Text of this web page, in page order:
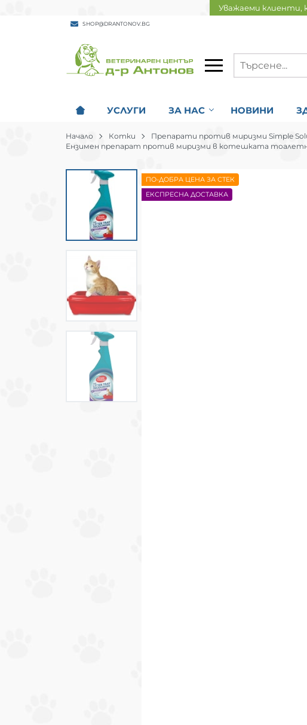
Уважаеми клиенти,
SHOP@DRANTONOV.BG
УСЛУГИ ЗА НАС НОВИНИ
Начало Котки Препарати против миризми Simple
Ензимен препарат против миризми в котешката тоалетна
ПО-ДОБРА ЦЕНА ЗА СТЕК
ЕКСПРЕСНА ДОСТАВКА